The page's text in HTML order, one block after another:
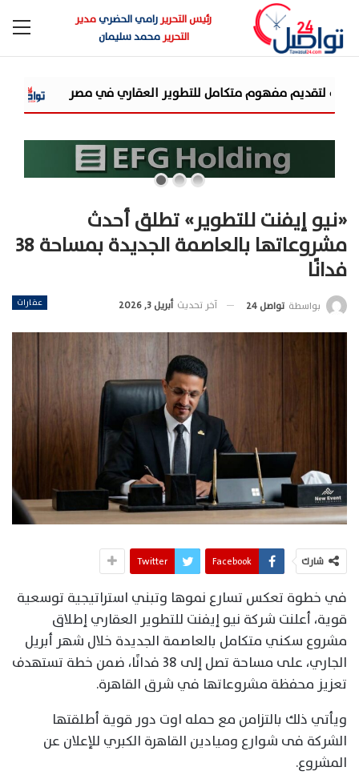
رئيس التحريررامي الحضريمدير
التحريرمحمد سليمان
شركة «AIG» تتعاون مع «CSCEC الصينية» بمشروع «AI Tower» بأعلى المعايير العالمية
«نيو إيفنت للتطوير» تطلق أحدث
مشروعاتها بالعاصمة الجديدة بمساحة 38
فدانًا
عقارات بواسطة تواصل 24 آخر تحديث أبريل 3, 2026
شارك Facebook
Twitter
في خطوة تعكس تسارع نموها وتبني استراتيجية توسعية
قوية، أعلنت شركة نيو إيفنت للتطوير العقاري إطلاق
مشروع سكني متكامل بالعاصمة الجديدة خلال شهر أبريل
الجاري، على مساحة تصل إلى 38 فدانًا، ضمن خطة تستهدف
تعزيز محفظة مشروعاتها في شرق القاهرة.
ويأتي ذلك بالتزامن مع حمله اوت دور قوية أطلقتها
الشركة فى شوارع وميادين القاهرة الكبري للإعلان عن
المشروع.